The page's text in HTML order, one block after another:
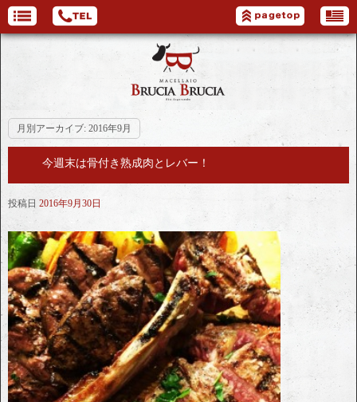
月別アーカイブ: 2016年9月
今週末は骨付き熟成肉とレバー！
投稿日 2016年9月30日